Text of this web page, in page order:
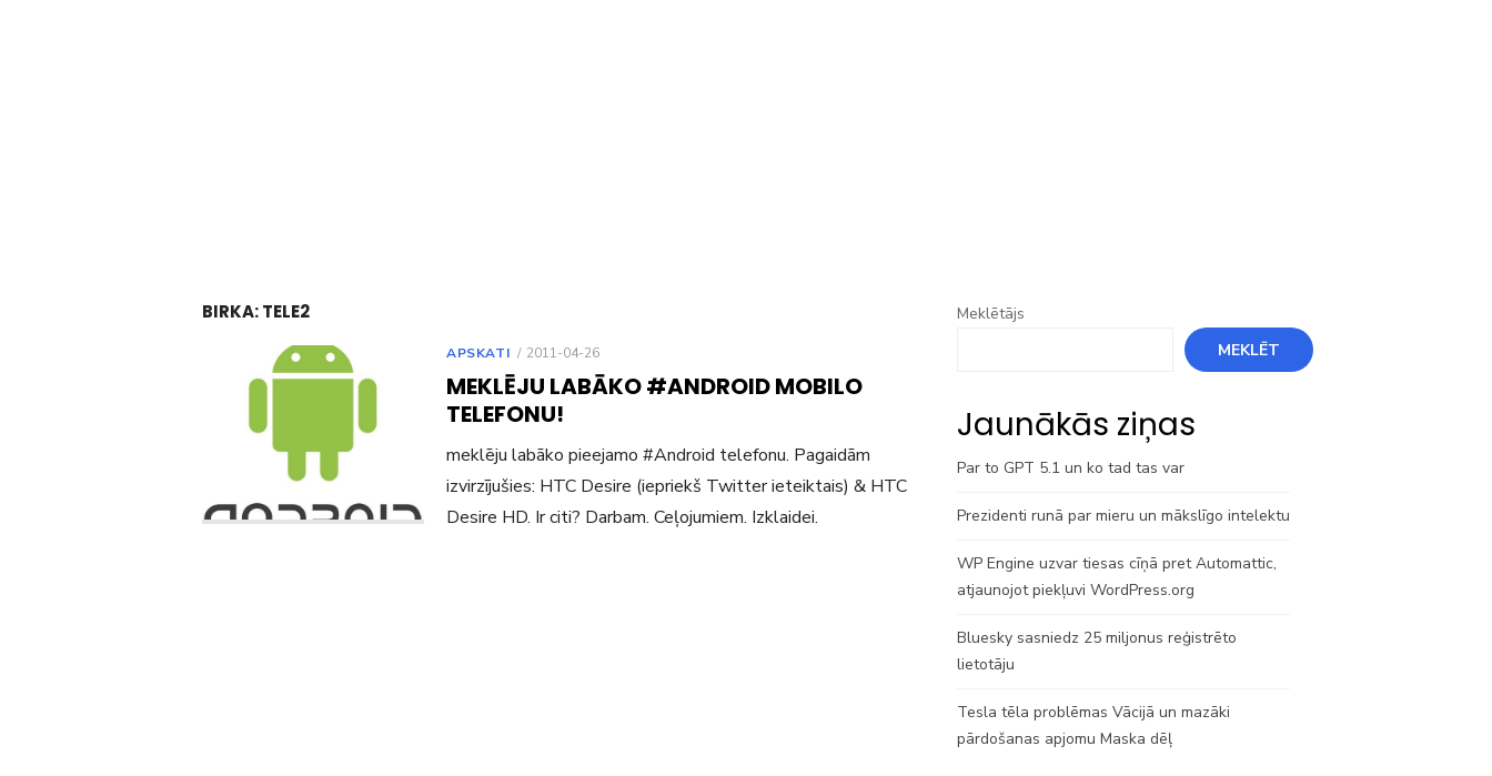
BIRKA:TELE2
APSKATI
POSTED
2011-04-26
MEKLĒJU LABĀKO #ANDROID MOBILO
TELEFONU!
meklēju labāko pieejamo #Android telefonu. Pagaidām
izvirzījušies: HTC Desire (iepriekš Twitter ieteiktais) & HTC
Desire HD. Ir citi? Darbam. Ceļojumiem. Izklaidei.
Meklētājs
MEKLĒT
Jaunākās ziņas
Par to GPT 5.1 un ko tad tas var
Prezidenti runā par mieru un mākslīgo intelektu
WP Engine uzvar tiesas cīņā pret Automattic,
atjaunojot piekļuvi WordPress.org
Bluesky sasniedz 25 miljonus reģistrēto
lietotāju
Tesla tēla problēmas Vācijā un mazāki
pārdošanas apjomu Maska dēļ